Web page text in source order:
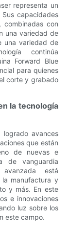
representa un
capacidades
con
una variedad de
una variedad de
continúa
Forward Blue
para quienes
corte y grabado
la tecnología
avances
que están
de nuevas e
de vanguardia
está
la manufactura y
y más. En este
e innovaciones
luz sobre los
este campo.